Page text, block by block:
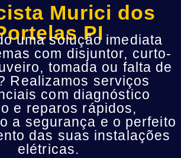
Murici dos
PI
uma solução imediata
com disjuntor, curto-
tomada ou falta de
Realizamos serviços
com diagnóstico
e reparos rápidos,
a segurança e o perfeito
das suas instalações
elétricas.